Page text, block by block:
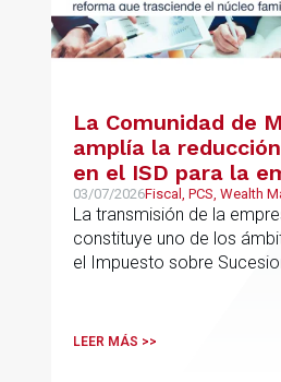
La Comunidad de
amplía la
en el ISD para la
familiar: una
trasciende el
03/07/2026Fiscal, PCS, Wealth
Family Business
La transmisión de la
constituye uno de los
el Impuesto sobre
LEER MÁS >>